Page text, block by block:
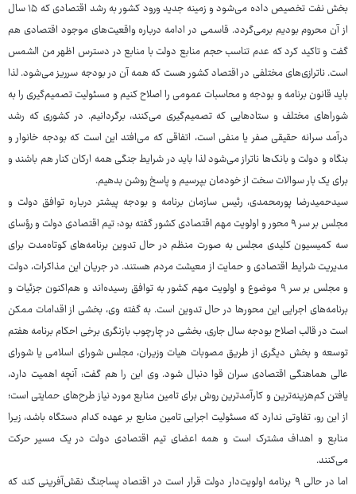
بخش نفت تخصیص داده می‌شود و زمینه جدید ورود کشور به رشد اقتصادی که ۱۵ سال
از آن محروم بودیم برمی‌گردد. قاسمی در ادامه درباره واقعیت‌های موجود اقتصادی هم
گفت و تاکید کرد که عدم تناسب حجم منابع دولت با منابع در دسترس اظهر من الشمس
است. ناترازی‌های مختلفی در اقتصاد کشور هست که همه آن در بودجه سرریز می‌شود. لذا
باید قانون برنامه و بودجه و محاسبات عمومی را اصلاح کنیم و مسئولیت تصمیم‌گیری را به
شوراهای مختلف و ستادهایی که تصمیم‌گیری می‌کنند، برگردانیم. در کشوری که رشد
درآمد سرانه حقیقی صفر یا منفی است، اتفاقی که می‌افتد این است که بودجه خانوار و
بنگاه و دولت و بانک‌ها ناتراز می‌شود لذا باید در شرایط جنگی همه ارکان کنار هم باشند و
برای یک بار سوالات سخت از خودمان بپرسیم و پاسخ روشن بدهیم.
سیدحمیدرضا پورمحمدی، رئیس سازمان برنامه و بودجه پیشتر درباره توافق دولت و
مجلس بر سر ۹ محور و اولویت مهم اقتصادی کشور گفته بود: تیم اقتصادی دولت و رؤسای
سه کمیسیون کلیدی مجلس به صورت منظم در حال تدوین برنامه‌های کوتاه‌مدت برای
مدیریت شرایط اقتصادی و حمایت از معیشت مردم هستند. در جریان این مذاکرات، دولت
و مجلس بر سر ۹ موضوع و اولویت مهم کشور به توافق رسیده‌اند و هم‌اکنون جزئیات و
برنامه‌های اجرایی این محورها در حال تدوین است. به گفته وی، بخشی از اقدامات ممکن
است در قالب اصلاح بودجه سال جاری، بخشی در چارچوب بازنگری برخی احکام برنامه هفتم
توسعه و بخش دیگری از طریق مصوبات هیات وزیران، مجلس شورای اسلامی یا شورای
عالی هماهنگی اقتصادی سران قوا دنبال شود. وی این را هم گفت: آنچه اهمیت دارد،
یافتن کم‌هزینه‌ترین و کارآمدترین روش برای تامین منابع مورد نیاز طرح‌های حمایتی است؛
از این رو، تفاوتی ندارد که مسئولیت اجرایی تامین منابع بر عهده کدام دستگاه باشد، زیرا
منابع و اهداف مشترک است و همه اعضای تیم اقتصادی دولت در یک مسیر حرکت
می‌کنند.
اما در حالی ۹ برنامه اولویت‌دار دولت قرار است در اقتصاد پساجنگ نقش‌آفرینی کند که